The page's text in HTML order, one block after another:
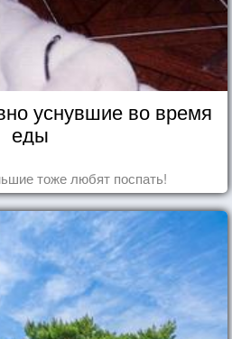
уснувшие во время
еды
тоже любят поспать!